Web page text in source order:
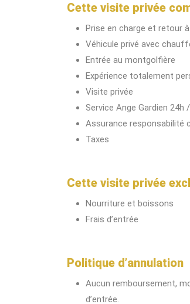
Cette visite privée
Prise en charge et retour
Véhicule privé avec
Entrée au montgolfière
Expérience totalement
Visite privée
Service Ange Gardien 24h
Assurance responsabilité
Taxes
Cette visite privée
Nourriture et boissons
Frais d’entrée
Politique d’annulation
Aucun remboursement,
d’entrée.